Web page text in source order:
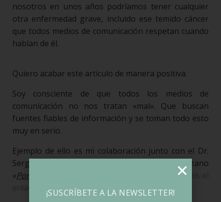
nosotros en unos años podríamos tener cualquier
otra enfermedad grave, incluido ese temido cáncer
que todos medios de comunicación respetan cuando
hablan de él.
Quiero acabar este artículo de manera positiva.
Soy consciente de que todos los medios de
comunicación no nos tratan «mal». Que buscan
fuentes fiables de información y se toman todo esto
muy en serio.
Ejemplo de ello es mi colaboración junto con el Dr.
Sergio Farrais en el programa de Jaime Cantizano
«Por fin no es lunes
aquí tenéis el
enlace del post) y por supuesto, muchos otros.
¡SUSCRÍBETE A LA NEWSLETTER!